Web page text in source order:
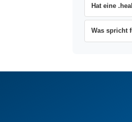
Hat eine
Was spricht